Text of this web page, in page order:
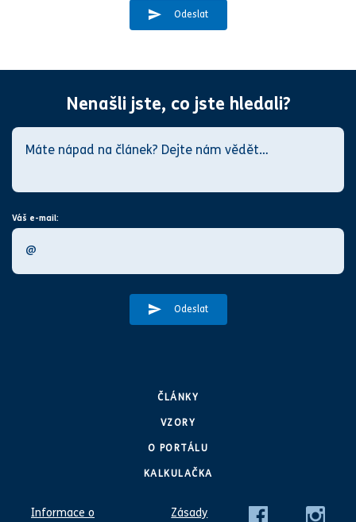
Odeslat
Nenašli jste, co jste hledali?
Váš e-mail:
Odeslat
ČLÁNKY
VZORY
O PORTÁLU
KALKULAČKA
Informace o
Zásady